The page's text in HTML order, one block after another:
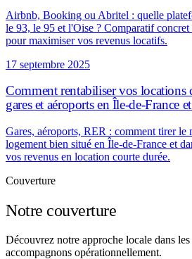
Airbnb, Booking ou Abritel : quelle
le 93, le 95 et l'Oise ? Comparatif
pour maximiser vos revenus locatifs.
17 septembre 2025
Comment rentabiliser vos locations
gares et aéroports en Île-de-France
Gares, aéroports, RER : comment tirer le
logement bien situé en Île-de-France et
vos revenus en location courte durée.
Couverture
Notre couverture
Découvrez notre approche locale dans
accompagnons opérationnellement.